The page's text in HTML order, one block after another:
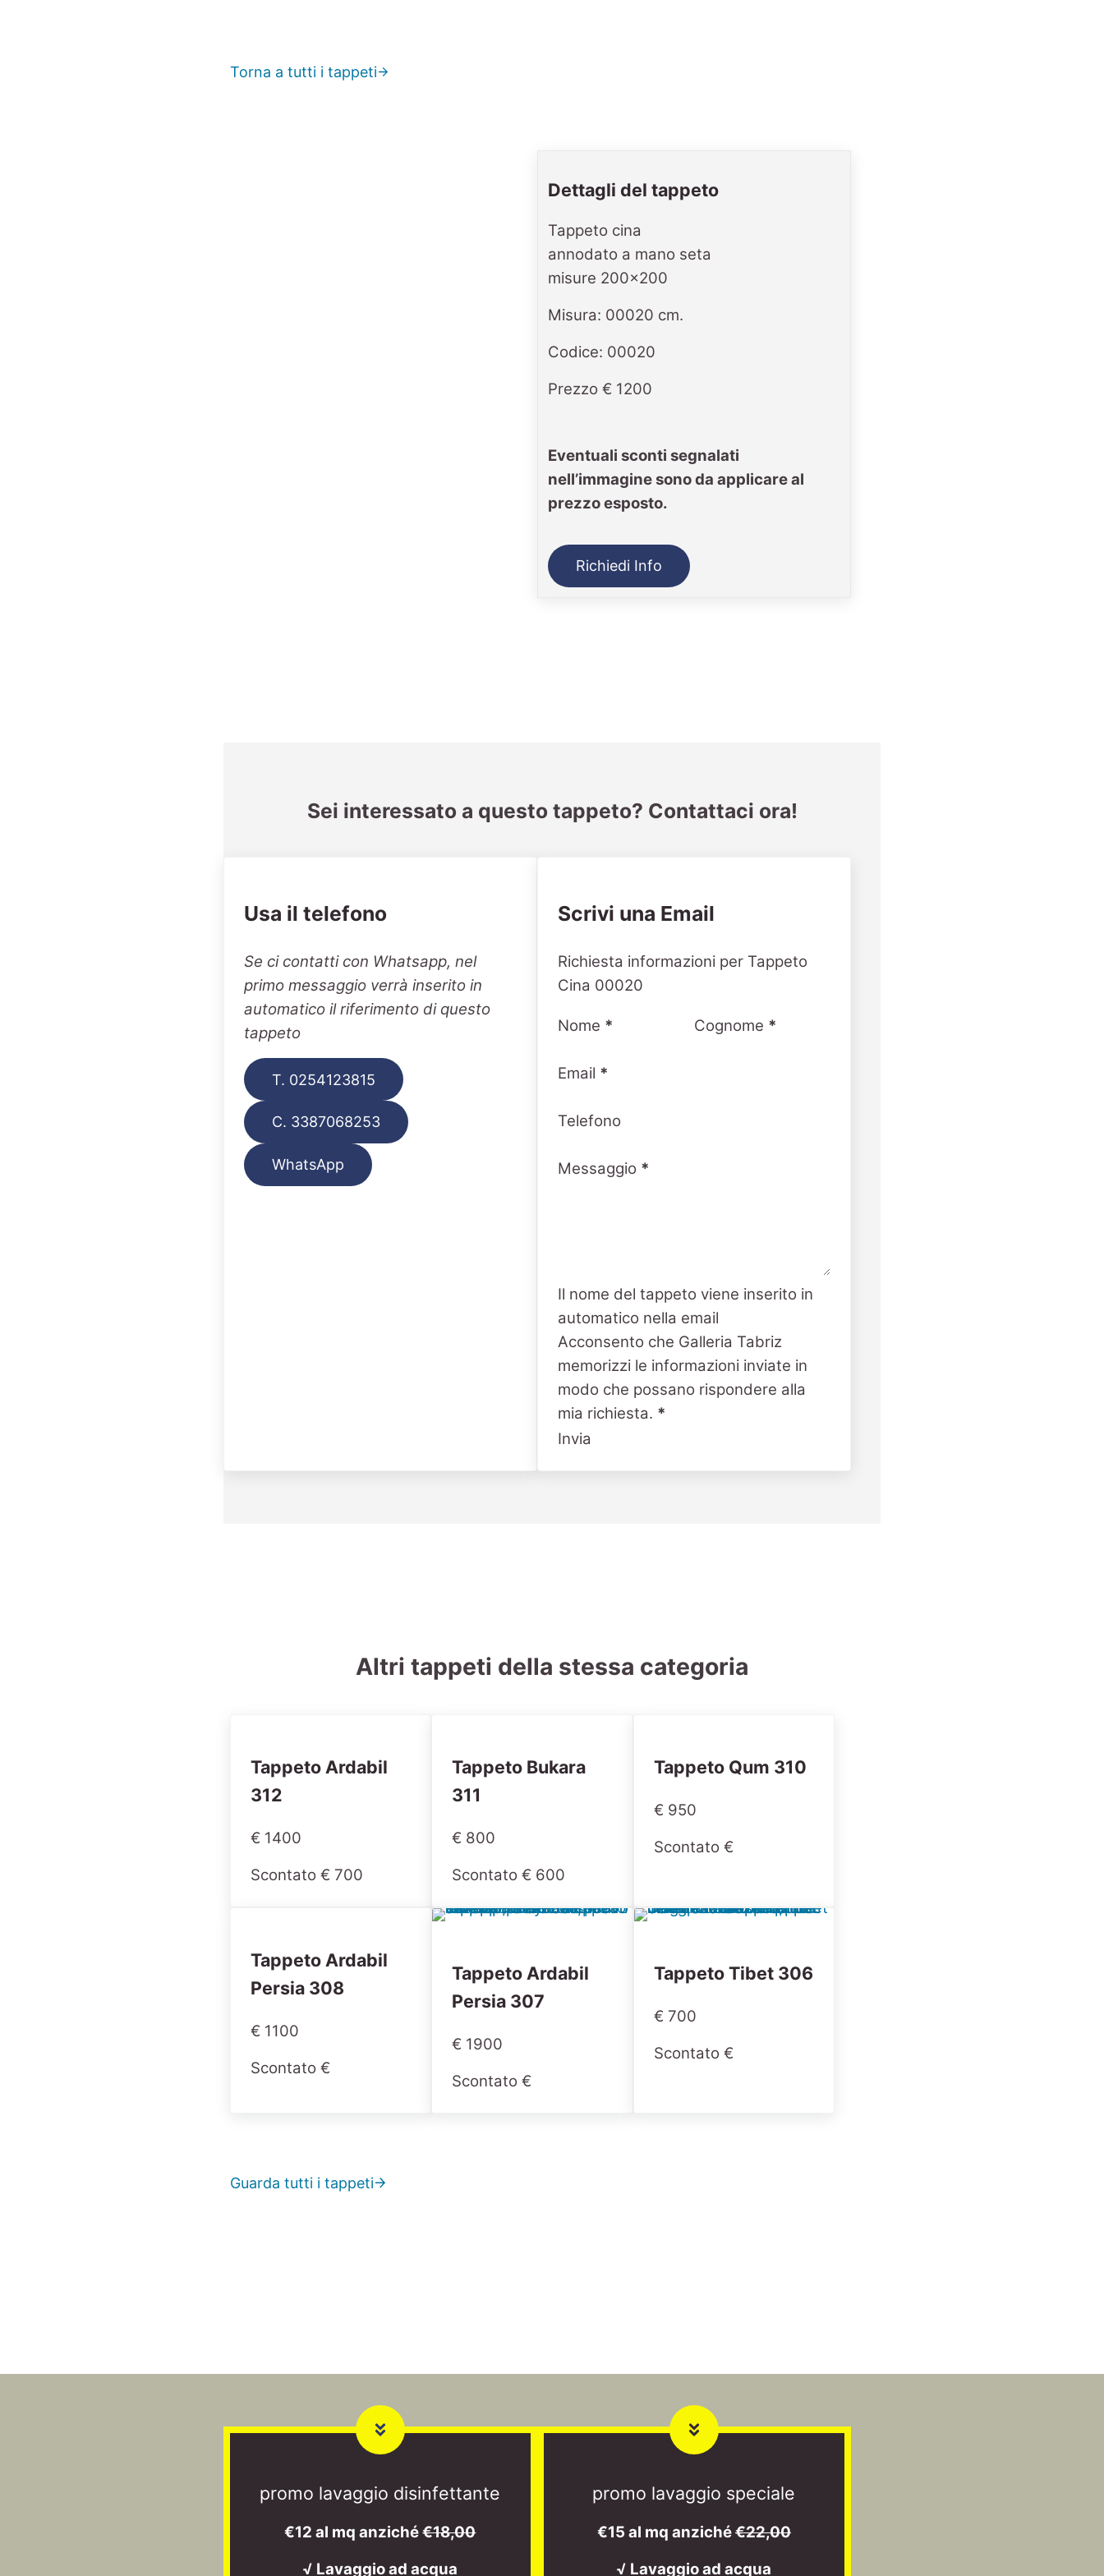
Torna a tutti i tappeti
Dettagli del tappeto
Tappeto cina
annodato a mano seta
misure 200x200
Misura: 00020 cm.
Codice: 00020
Prezzo € 1200
Eventuali sconti segnalati
nell’immagine sono da applicare al
prezzo esposto.
Richiedi Info
Sei interessato a questo tappeto? Contattaci ora!
Usa il telefono
Se ci contatti con Whatsapp, nel
primo messaggio verrà inserito in
automatico il riferimento di questo
tappeto
T. 0254123815
C. 3387068253
WhatsApp
Scrivi una Email
Section
Richiesta informazioni per Tappeto
Cina 00020
Nome * Cognome *
Email *
Telefono
Messaggio *
Il nome del tappeto viene inserito in
automatico nella email
Acconsento che Galleria Tabriz
memorizzi le informazioni inviate in
modo che possano rispondere alla
mia richiesta. *
Invia
Altri tappeti della stessa categoria
Tappeto Ardabil
312
€ 1400
Scontato € 700
Tappeto Bukara
311
€ 800
Scontato € 600
Tappeto Qum 310
€ 950
Scontato €
Tappeto Ardabil
Persia 308
€ 1100
Scontato €
Tappeto Ardabil
Persia 307
€ 1900
Scontato €
Tappeto Tibet 306
€ 700
Scontato €
Guarda tutti i tappeti
promo lavaggio disinfettante
€12 al mq anziché€18,00
√ Lavaggio ad acqua
promo lavaggio speciale
€15 al mq anziché€22,00
√ Lavaggio ad acqua